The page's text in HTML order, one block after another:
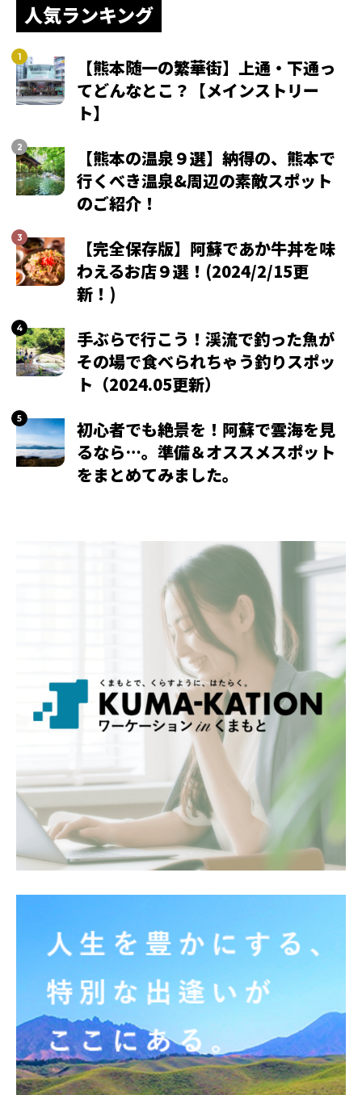
人気ランキング
【熊本随一の繁華街】上通・下通っ
てどんなとこ？【メインストリー
ト】
【熊本の温泉９選】納得の、熊本で
行くべき温泉&周辺の素敵スポット
のご紹介！
【完全保存版】阿蘇であか牛丼を味
わえるお店９選！(2024/2/15更
新！)
手ぶらで行こう！渓流で釣った魚が
その場で食べられちゃう釣りスポッ
ト（2024.05更新）
初心者でも絶景を！阿蘇で雲海を見
るなら…。準備＆オススメスポット
をまとめてみました。